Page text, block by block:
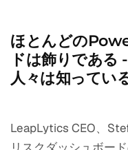
ほとんどの
ドは飾りである
人々は知ってい
LeapLytics CEO、